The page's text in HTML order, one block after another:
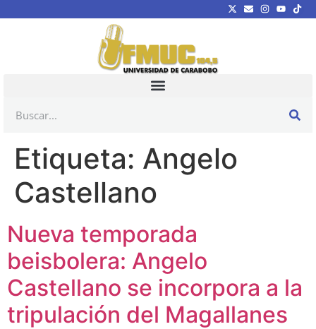
Etiqueta: Angelo
Castellano
Nueva temporada
beisbolera: Angelo
Castellano se incorpora a la
tripulación del Magallanes